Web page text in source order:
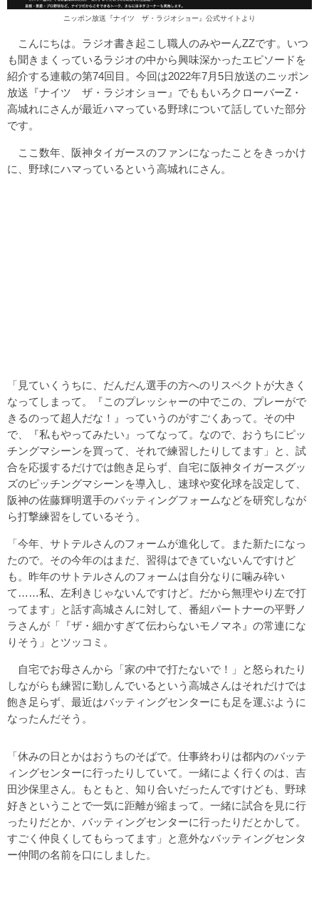
ニッポン放送『ナイツ ザ・ラジオショー』公式サイトより
こんにちは。ラジオ書き起こし職人のみやーんZZです。いつ
も聞きまくっているラジオの中から興味深かったエピソードを
紹介する連載の第74回目。今回は2022年7月5日放送のニッポン
放送『ナイツ ザ・ラジオショー』でももいろクローバーZ・
高城れにさんが最近ハマっている野球について話していた部分
です。
ここ数年、阪神タイガースのファンになったことをきっかけ
に、野球にハマっているという高城れにさん。
「見ていくうちに、だんだん選手の方へのリスペクトが大きく
なってしまって。『このプレッシャーの中でこの、プレーがで
きるのって超人だな！』っていうのがすごくあって。その中
で、『私もやってみたい』ってなって。なので、おうちにピッ
チングマシーンを買って、それで練習したりしてます」と、試
合を応援するだけでは飽き足らず、自宅に阪神タイガースグッ
ズのピッチングマシーンを導入し、速球や変化球を設定して、
阪神の佐藤輝明選手のバッティングフォームなどを研究しなが
ら打撃練習をしているそう。
「今年、サトテルさんのフォームが進化して。また新たになっ
たので。その今年のはまだ、習得はできていないんですけど
も。昨年のサトテルさんのフォームは自分なりに噛み砕い
て……私、左利きじゃないんですけど。だから無理やり左で打
ってます」と話す高城さんに対して、番組パートナーの平野ノ
ラさんが「『ザ・細かすぎて伝わらないモノマネ』の常連にな
りそう」とツッコミ。
自宅でお母さんから「家の中で打たないで！」と怒られたり
しながらも練習に勤しんでいるという高城さんはそれだけでは
飽き足らず、最近はバッティングセンターにも足を運ぶように
なったんだそう。
「休みの日とかはおうちのそばで。仕事終わりは都内のバッテ
ィングセンターに行ったりしていて。一緒によく行くのは、吉
田沙保里さん。もともと、知り合いだったんですけども、野球
好きということで一気に距離が縮まって。一緒に試合を見に行
ったりだとか、バッティングセンターに行ったりだとかして。
すごく仲良くしてもらってます」と意外なバッティングセンタ
ー仲間の名前を口にしました。